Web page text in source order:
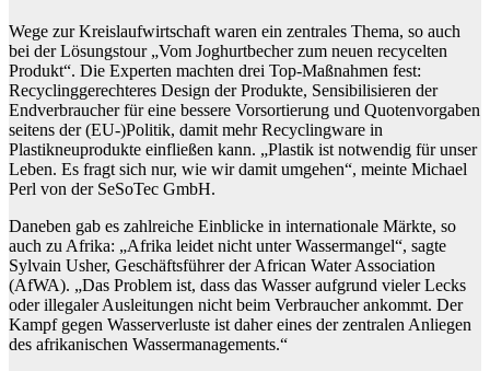
Wege zur Kreislaufwirtschaft waren ein zentrales Thema, so auch
bei der Lösungstour „Vom Joghurtbecher zum neuen recycelten
Produkt“. Die Experten machten drei Top-Maßnahmen fest:
Recyclinggerechteres Design der Produkte, Sensibilisieren der
Endverbraucher für eine bessere Vorsortierung und Quotenvorgaben
seitens der (EU-)Politik, damit mehr Recyclingware in
Plastikneuprodukte einfließen kann. „Plastik ist notwendig für unser
Leben. Es fragt sich nur, wie wir damit umgehen“, meinte Michael
Perl von der SeSoTec GmbH.
Daneben gab es zahlreiche Einblicke in internationale Märkte, so
auch zu Afrika: „Afrika leidet nicht unter Wassermangel“, sagte
Sylvain Usher, Geschäftsführer der African Water Association
(AfWA). „Das Problem ist, dass das Wasser aufgrund vieler Lecks
oder illegaler Ausleitungen nicht beim Verbraucher ankommt. Der
Kampf gegen Wasserverluste ist daher eines der zentralen Anliegen
des afrikanischen Wassermanagements.“